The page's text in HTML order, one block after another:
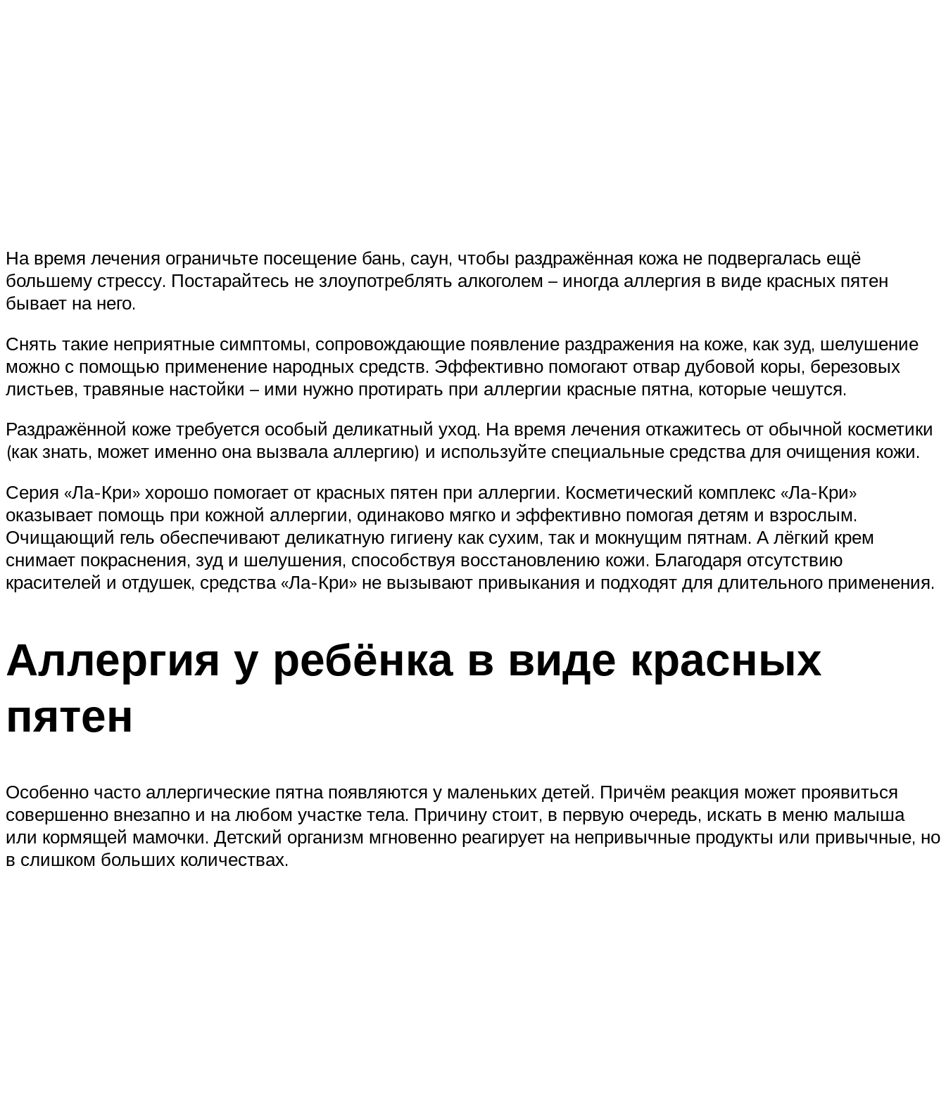
На время лечения ограничьте посещение бань, саун, чтобы раздражённая кожа не подвергалась ещё
большему стрессу. Постарайтесь не злоупотреблять алкоголем – иногда аллергия в виде красных пятен
бывает на него.
Снять такие неприятные симптомы, сопровождающие появление раздражения на коже, как зуд, шелушение
можно с помощью применение народных средств. Эффективно помогают отвар дубовой коры, березовых
листьев, травяные настойки – ими нужно протирать при аллергии красные пятна, которые чешутся.
Раздражённой коже требуется особый деликатный уход. На время лечения откажитесь от обычной косметики
(как знать, может именно она вызвала аллергию) и используйте специальные средства для очищения кожи.
Серия «Ла-Кри» хорошо помогает от красных пятен при аллергии. Косметический комплекс «Ла-Кри»
оказывает помощь при кожной аллергии, одинаково мягко и эффективно помогая детям и взрослым.
Очищающий гель обеспечивают деликатную гигиену как сухим, так и мокнущим пятнам. А лёгкий крем
снимает покраснения, зуд и шелушения, способствуя восстановлению кожи. Благодаря отсутствию
красителей и отдушек, средства «Ла-Кри» не вызывают привыкания и подходят для длительного применения.
Аллергия у ребёнка в виде красных
пятен
Особенно часто аллергические пятна появляются у маленьких детей. Причём реакция может проявиться
совершенно внезапно и на любом участке тела. Причину стоит, в первую очередь, искать в меню малыша
или кормящей мамочки. Детский организм мгновенно реагирует на непривычные продукты или привычные, но
в слишком больших количествах.